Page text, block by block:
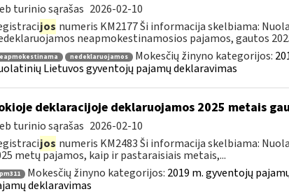
turinio sąrašas 2026-02-10
jos numeris KM2177 Ši informacija skelbiama:
neapmokestinamosios pajamos, gautos
nedeklaruojamos Mokesčių žinyno kategorijos:
Lietuvos gyventojų pajamų deklaravimas
deklaracijoje deklaruojamos 2025 metais
turinio sąrašas 2026-02-10
jos numeris KM2483 Ši informacija skelbiama:
metų pajamos, kaip ir pastaraisiais metais,...
Mokesčių žinyno kategorijos: 2019 m. gyventojų
deklaravimas